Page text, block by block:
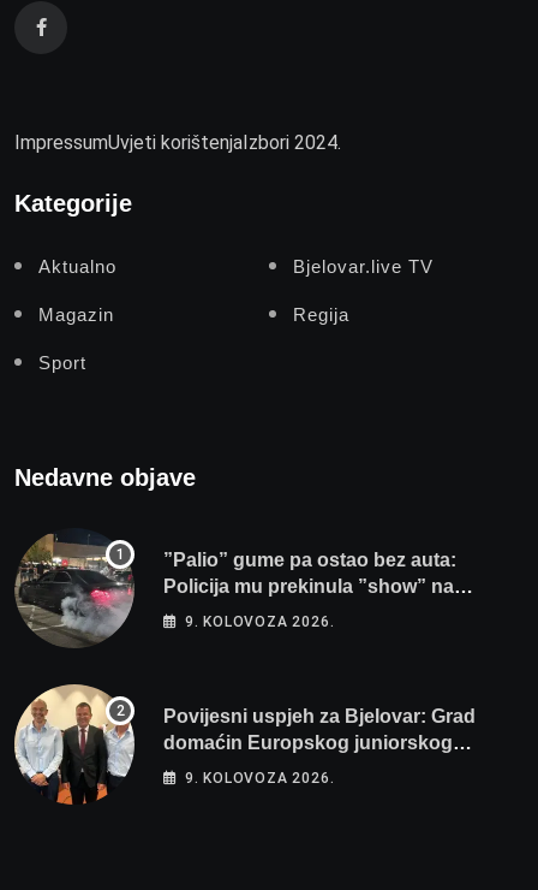
ImpressumUvjeti korištenjaIzbori 2024.
Kategorije
Aktualno Bjelovar.live TV
Magazin Regija
Sport
Nedavne objave
”Palio” gume pa ostao bez auta:
Policija mu prekinula ”show” na
parkingu u Bjelovaru
9. KOLOVOZA 2026.
Povijesni uspjeh za Bjelovar: Grad
domaćin Europskog juniorskog
prvenstva u plivanju 2027!
9. KOLOVOZA 2026.